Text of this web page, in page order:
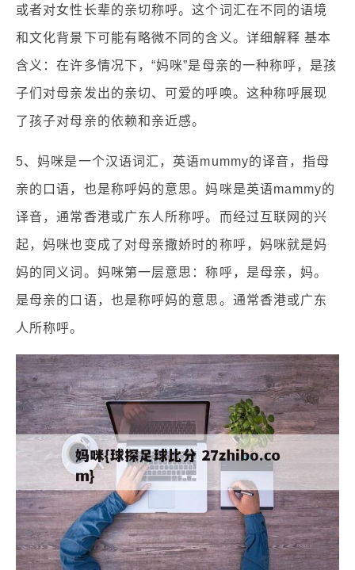
或者对女性长辈的亲切称呼。这个词汇在不同的语境
和文化背景下可能有略微不同的含义。详细解释 基本
含义：在许多情况下，“妈咪”是母亲的一种称呼，是孩
子们对母亲发出的亲切、可爱的呼唤。这种称呼展现
了孩子对母亲的依赖和亲近感。
5、妈咪是一个汉语词汇，英语mummy的译音，指母
亲的口语，也是称呼妈的意思。妈咪是英语mammy的
译音，通常香港或广东人所称呼。而经过互联网的兴
起，妈咪也变成了对母亲撒娇时的称呼，妈咪就是妈
妈的同义词。妈咪第一层意思：称呼，是母亲，妈。
是母亲的口语，也是称呼妈的意思。通常香港或广东
人所称呼。